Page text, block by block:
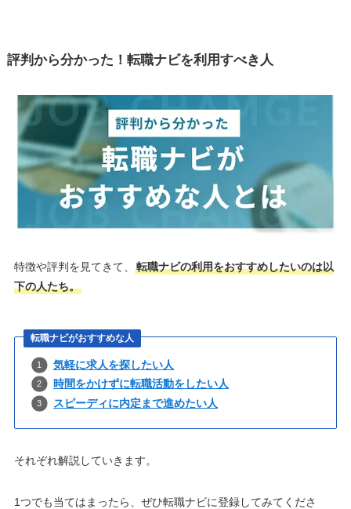
評判から分かった！転職ナビを利用すべき人
特徴や評判を見てきて、
転職ナビの利用をおすすめしたいのは以
下の人たち。
転職ナビがおすすめな人
気軽に求人を探したい人
時間をかけずに転職活動をしたい人
スピーディに内定まで進めたい人
それぞれ解説していきます。
1つでも当てはまったら、ぜひ転職ナビに登録してみてくださ